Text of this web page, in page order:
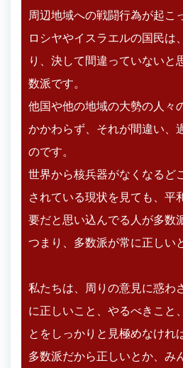
周辺地域への戦闘行為が起こ
ロシヤやイスラエルの国民は
り、決して間違っていないと
数派です。
他国や他の地域の大勢の人々
かかわらず、それが間違い、
のです。
世界から核兵器がなくなるど
されている現状を見ても、平
要だと思い込んでる人が多数
つまり、多数派が常に正しい
私たちは、周りの意見に惑わ
に正しいこと、やるべきこと
とをしっかりと見極めなけれ
多数派だから正しいとか、み